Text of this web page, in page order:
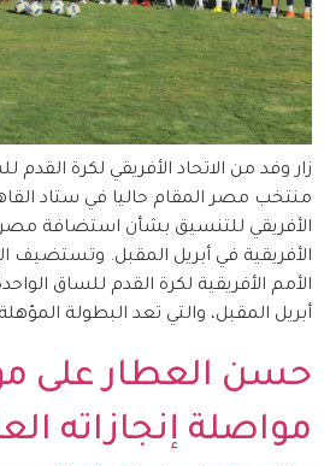
زار وفد من الاتحاد الأفريقي لكرة
منتخب مصر المقام حاليا في ستاد
الأفريقي للتنسيق بشأن استضافة
الأفريقية في أبريل المقبل. وتستضيف
أبريل المقبل، والتي تعد البطولة
حسن العطار على
مواصلة إنجازاته